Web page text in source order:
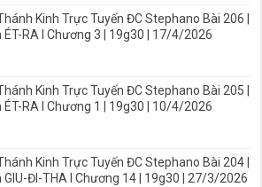
Kinh Trực Tuyến ĐC Stephano Bài 206 |
ÉT-RA I Chương 3 | 19g30 | 17/4/2026
Kinh Trực Tuyến ĐC Stephano Bài 205 |
ÉT-RA I Chương 1 | 19g30 | 10/4/2026
Kinh Trực Tuyến ĐC Stephano Bài 204 |
GIU-ĐI-THA I Chương 14 | 19g30 | 27/3/2026